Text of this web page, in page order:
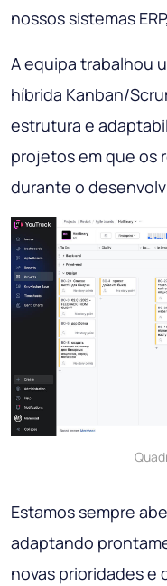
nossos sistemas
A equipa trabalhou
híbrida Kanban/
estrutura e
projetos em que os
durante o
Estamos sempre
adaptando
novas prioridades e